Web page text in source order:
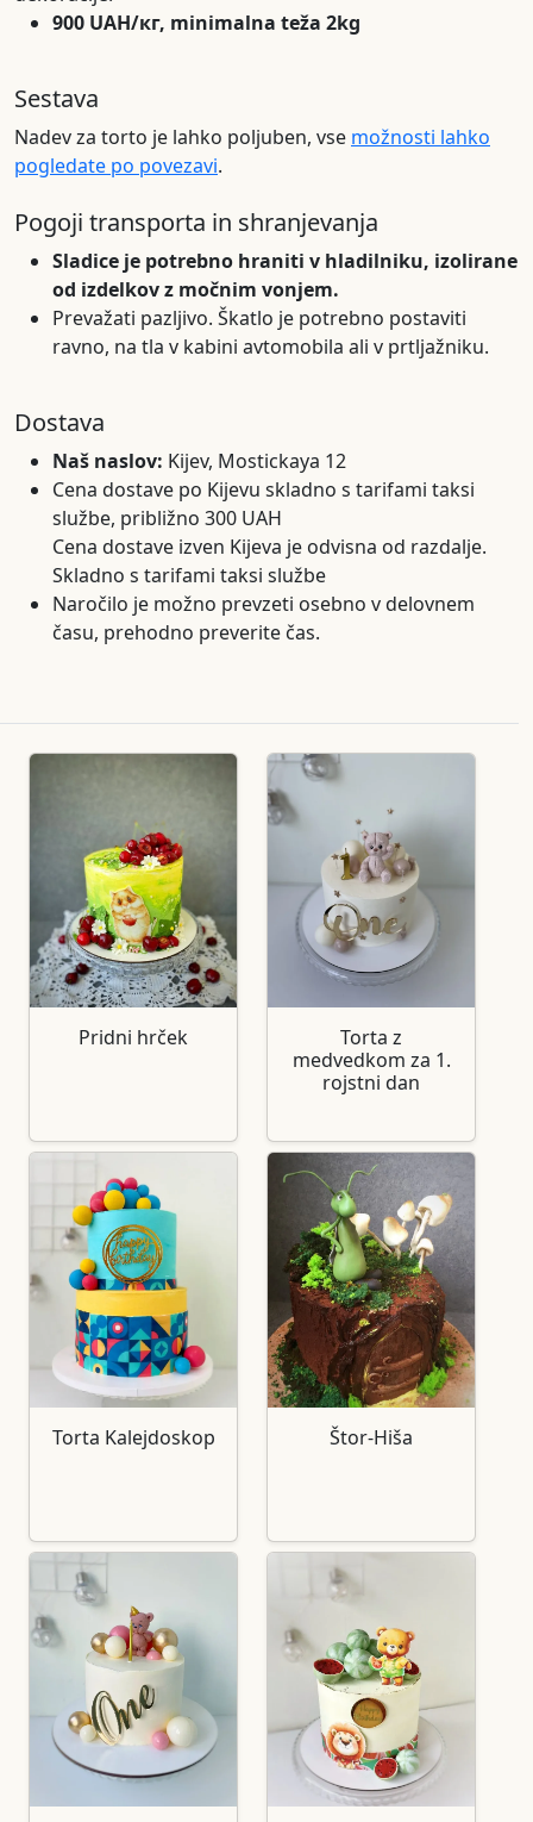
900 UAH/кг, minimalna teža 2kg
Sestava
Nadev za torto je lahko poljuben, vse možnosti lahko
pogledate po povezavi.
Pogoji transporta in shranjevanja
Sladice je potrebno hraniti v hladilniku, izolirane
od izdelkov z močnim vonjem.
Prevažati pazljivo. Škatlo je potrebno postaviti
ravno, na tla v kabini avtomobila ali v prtljažniku.
Dostava
Naš naslov: Kijev, Mostickaya 12
Cena dostave po Kijevu skladno s tarifami taksi
službe, približno 300 UAH
Cena dostave izven Kijeva je odvisna od razdalje.
Skladno s tarifami taksi službe
Naročilo je možno prevzeti osebno v delovnem
času, prehodno preverite čas.
Pridni hrček
Torta z
medvedkom za 1.
rojstni dan
Torta Kalejdoskop Štor-Hiša